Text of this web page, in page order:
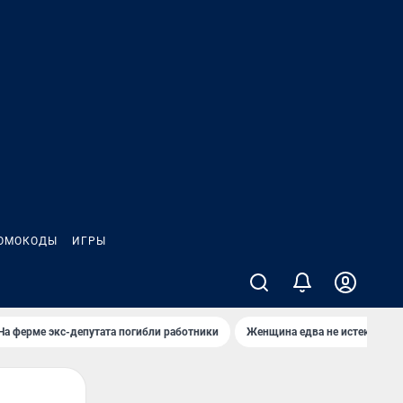
ИГРЫ
ферме экс-депутата погибли работники Женщина едва не истекла